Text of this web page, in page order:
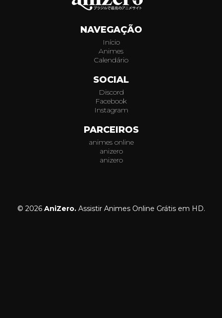
NAVEGAÇÃO
Início
Animes
Calendário
SOCIAL
Discord
Facebook
Instagram
PARCEIROS
animes online
anizero
anizero
© 2026 AniZero.Assistir Animes Online Grátis em HD.